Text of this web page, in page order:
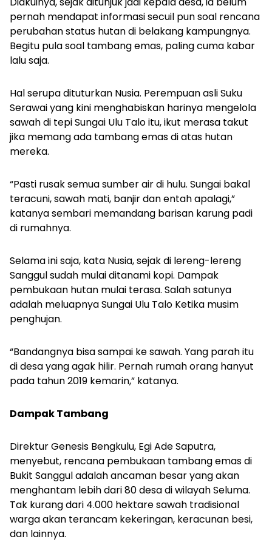
pernah mendapat informasi secuil pun soal rencana
perubahan status hutan di belakang kampungnya.
Begitu pula soal tambang emas, paling cuma kabar
lalu saja.
Hal serupa dituturkan Nusia. Perempuan asli Suku
Serawai yang kini menghabiskan harinya mengelola
sawah di tepi Sungai Ulu Talo itu, ikut merasa takut
jika memang ada tambang emas di atas hutan
mereka.
“Pasti rusak semua sumber air di hulu. Sungai bakal
teracuni, sawah mati, banjir dan entah apalagi,”
katanya sembari memandang barisan karung padi
di rumahnya.
Selama ini saja, kata Nusia, sejak di lereng-lereng
Sanggul sudah mulai ditanami kopi. Dampak
pembukaan hutan mulai terasa. Salah satunya
adalah meluapnya Sungai Ulu Talo Ketika musim
penghujan.
“Bandangnya bisa sampai ke sawah. Yang parah itu
di desa yang agak hilir. Pernah rumah orang hanyut
pada tahun 2019 kemarin,” katanya.
Dampak Tambang
Direktur Genesis Bengkulu, Egi Ade Saputra,
menyebut, rencana pembukaan tambang emas di
Bukit Sanggul adalah ancaman besar yang akan
menghantam lebih dari 80 desa di wilayah Seluma.
Tak kurang dari 4.000 hektare sawah tradisional
warga akan terancam kekeringan, keracunan besi,
dan lainnya.